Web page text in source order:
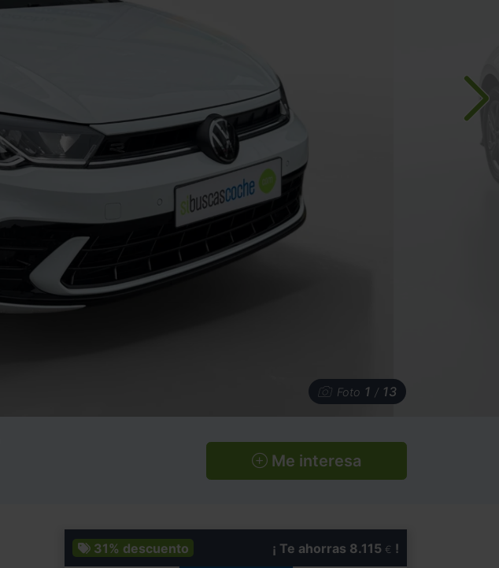
Foto 1 / 13
Me interesa
31% descuento ¡ Te ahorras 8.115 € !